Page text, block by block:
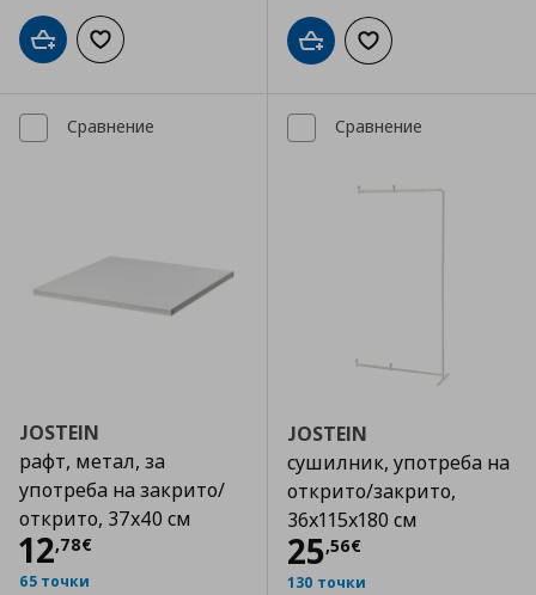
Добави в кошницата
Добави към списъка с любимиДобави в кошницата
Добави към
Сравнение
JOSTEIN
рафт, метал, за
употреба на закрито/
открито, 37x40 см
12,78€
Цена
65 точки
Сравнение
JOSTEIN
сушилник, употреба на
открито/закрито,
36x115x180 см
25,56€
Цена
130 точки